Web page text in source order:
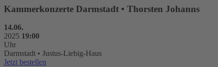
Kammerkonzerte Darmstadt • Thorsten Johanns
14.06.
2025 19:00
Uhr
Darmstadt • Justus-Liebig-Haus
Jetzt bestellen